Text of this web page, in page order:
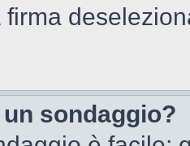
sondaggio?